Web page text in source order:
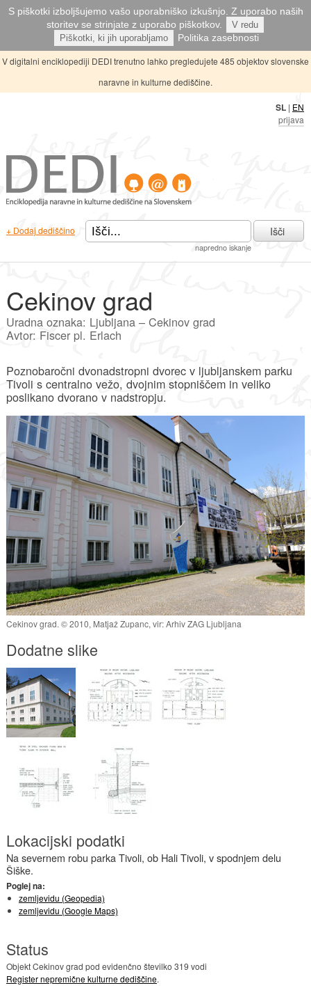
S piškotki izboljšujemo vašo uporabniško izkušnjo. Z uporabo naših
storitev se strinjate z uporabo piškotkov.
V redu
Piškotki, ki jih uporabljamo
Politika zasebnosti
V digitalni enciklopediji DEDI trenutno lahko pregledujete 485 objektov slovenske
naravne in kulturne dediščine.
SL | EN
prijava
+ Dodaj dediščino
napredno iskanje
Išči
Cekinov grad
Uradna oznaka: Ljubljana – Cekinov grad
Avtor: Fiscer pl. Erlach
Poznobaročni dvonadstropni dvorec v ljubljanskem parku
Tivoli s centralno vežo, dvojnim stopniščem in veliko
poslikano dvorano v nadstropju.
Cekinov grad. © 2010, Matjaž Zupanc, vir: Arhiv ZAG Ljubljana
Dodatne slike
Lokacijski podatki
Na severnem robu parka Tivoli, ob Hali Tivoli, v spodnjem delu
Šiške.
Poglej na:
zemljevidu (Geopedia)
zemljevidu (Google Maps)
Status
Objekt Cekinov grad pod evidenčno številko 319 vodi
Register nepremične kulturne dediščine.